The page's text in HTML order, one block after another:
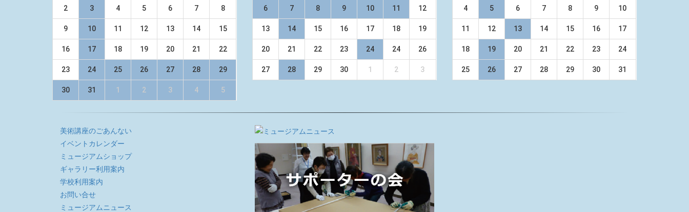
2 3 4 5 6 7 8
9 10 11 12 13 14 15
16 17 18 19 20 21 22
23 24 25 26 27 28 29
30 31 1 2 3 4 5
6 7 8 9 10 11 12
13 14 15 16 17 18 19
20 21 22 23 24 24 26
27 28 29 30 1 2 3
4 5 6 7 8 9 10
11 12 13 14 15 16 17
18 19 20 21 22 23 24
25 26 27 28 29 30 31
美術講座のごあんない
イベントカレンダー
ミュージアムショップ
ギャラリー利用案内
学校利用案内
お問い合せ
ミュージアムニュース